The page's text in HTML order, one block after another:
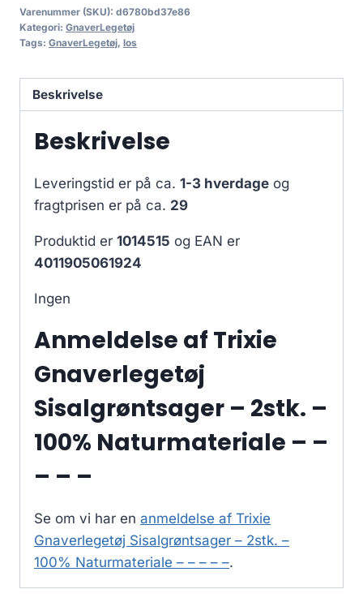
Varenummer (SKU): d6780bd37e86
Kategori: GnaverLegetøj
Tags: GnaverLegetøj, los
Beskrivelse
Beskrivelse
Leveringstid er på ca. 1-3 hverdage og
fragtprisen er på ca. 29
Produktid er 1014515 og EAN er
4011905061924
Ingen
Anmeldelse af Trixie
Gnaverlegetøj
Sisalgrøntsager – 2stk. –
100% Naturmateriale – –
– – –
Se om vi har en anmeldelse af Trixie
Gnaverlegetøj Sisalgrøntsager – 2stk. –
100% Naturmateriale – – – – –.